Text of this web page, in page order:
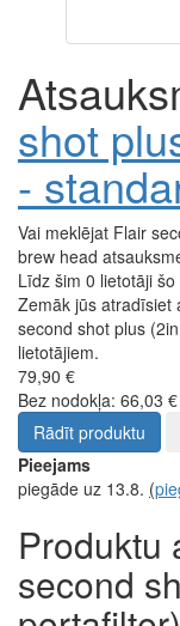
shot
-
Vai meklējat Flair
brew head
Līdz šim 0 lietotāji
Zemāk jūs atradīsiet
second shot plus
lietotājiem.
79,90 €
Bez nodokļa: 66,03 €
Rādīt produktu
Pieejams
piegāde uz 13.8. (
Produktu
second